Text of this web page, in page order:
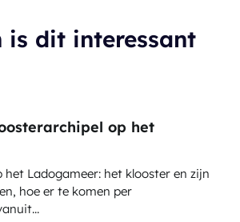
is dit interessant
op het
het Ladogameer: het klooster en zijn
hoe er te komen per